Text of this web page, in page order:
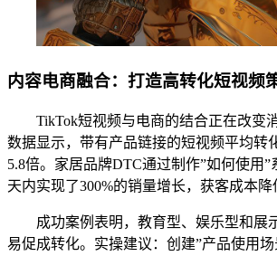
内容电商融合：打造高转化短视频
TikTok短视频与电商的结合正在改变
数据显示，带有产品链接的短视频平均转
5.8倍。家居品牌DTC通过制作”如何使用”
天内实现了300%的销量增长，获客成本降
成功案例表明，教育型、娱乐型和展
易促成转化。实操建议：创建”产品使用场